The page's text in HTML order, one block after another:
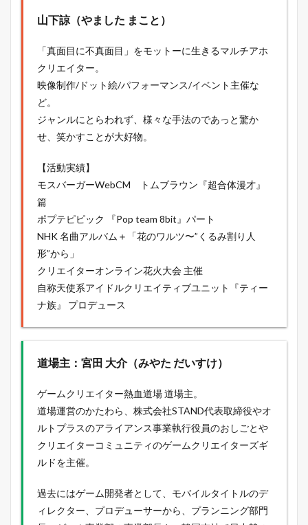
山下諒（やました まこと）
「真面目に不真面目」をモットーに生きるマルチアホ
クリエイター。
映像制作/ドット絵/パフォーマンス/イベント主催な
ど。
ジャンルにとらわれず、様々な手法のであっと驚か
せ、笑かすことが大好物。
【活動実績】
モスバーガーWebCM トムブラウン『超合体漫才』
篇
ポプテピピック 『Pop team 8bit』パート
NHK 名曲アルバム＋「花のワルツ〜”くるみ割り人
形”から」
クリエイターオンライン花火大会 主催
自称天使系アイドルクリエイティブユニット『ティー
ナ族』 プロデュース
道場主：宮田 大介（みやた だいすけ）
ゲームクリエイター熱血道場 道場主。
道場運営のかたわら、株式会社STAND代表取締役やオ
ルトプラスのアライアンス事業執行役員のおしごとや
クリエイターコミュニティのゲームクリエイターズギ
ルドを主催。
過去にはゲーム開発者として、モバイルタイトルのデ
ィレクター、プロデューサーから、プランニング部門